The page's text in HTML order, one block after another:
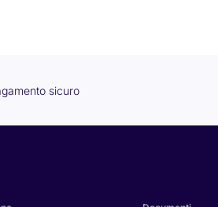
piattaforma digitale, aggiornata con le più
i dati necessari
: Compila il modulo con i
sicuro